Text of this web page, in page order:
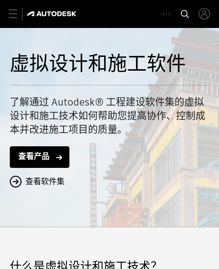
虚拟设计和施工软件
了解通过 Autodesk® 工程建设软件集的虚拟
设计和施工技术如何帮助您提高协作、控制成
本并改进施工项目的质量。
查看产品
查看软件集